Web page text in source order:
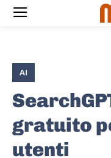
AI
gratuito
utenti